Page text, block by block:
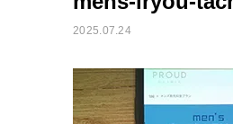
2025.07.24